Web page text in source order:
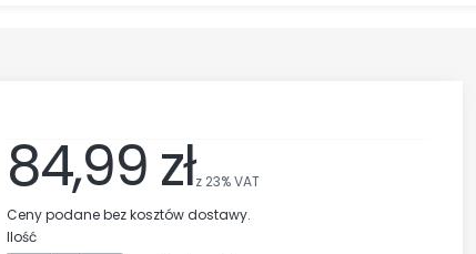
84,99 złz 23%VAT
Ceny podane bez kosztów dostawy.
Ilość